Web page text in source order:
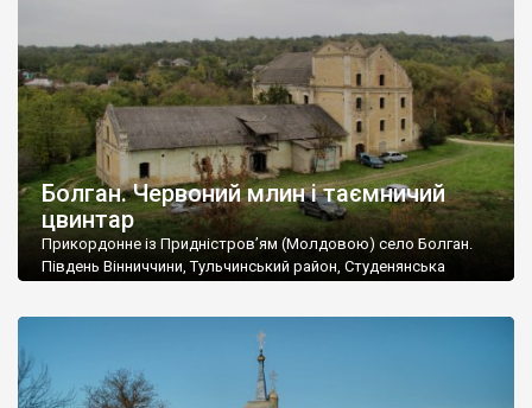
Болган. Червоний млин і таємничий
цвинтар
Прикордонне із Придністров’ям (Молдовою) село Болган.
Південь Вінниччини, Тульчинський район, Студенянська
старовинний цвинтар із кам’яними хрестами. Всі епітафії, які
збереглися, написані кирилицею, церковнослов’янською
мовою. За всіма традиційними ознаками – цвинтар
український. Хрести датуються 19 століттям. У 1924-1940